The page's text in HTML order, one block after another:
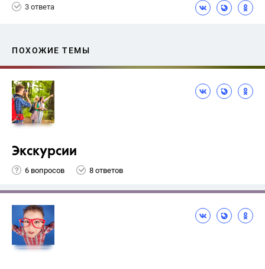
3 ответа
ПОХОЖИЕ ТЕМЫ
Экскурсии
6 вопросов 8 ответов